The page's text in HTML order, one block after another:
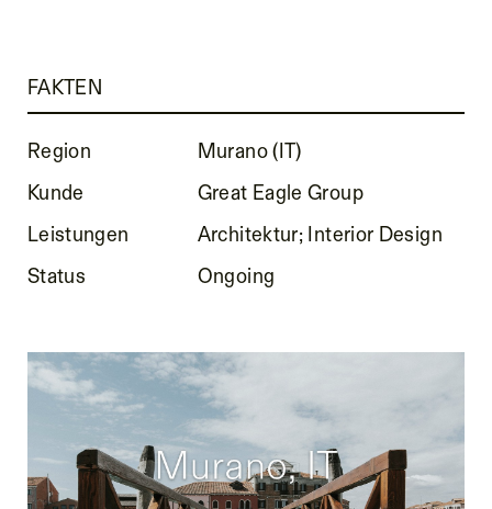
FAKTEN
Region
Murano (IT)
Kunde
Great Eagle Group
Leistungen
Architektur; Interior Design
Status
Ongoing